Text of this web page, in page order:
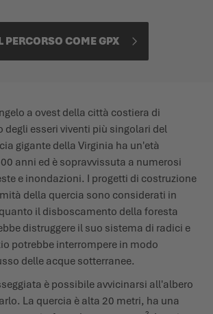
PERCORSO COME GPX
a ovest della città costiera di
degli esseri viventi più singolari del
gigante della Virginia ha un'età
anni ed è sopravvissuta a numerosi
e inondazioni. I progetti di costruzione
della quercia sono considerati in
il disboscamento della foresta
distruggere il suo sistema di radici e
potrebbe interrompere in modo
delle acque sotterranee.
è possibile avvicinarsi all'albero
La quercia è alta 20 metri, ha una